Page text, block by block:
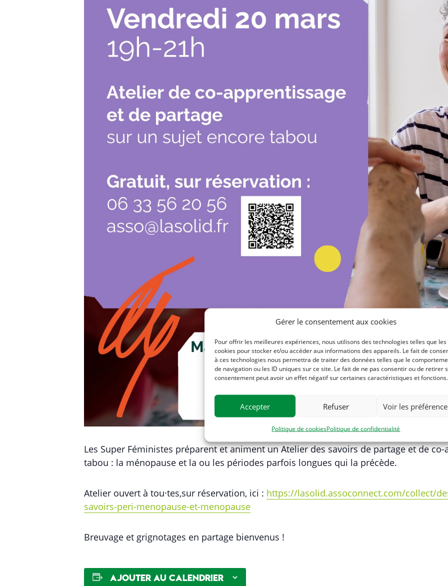
Gérer le consentement aux cookies
Pour offrir les meilleures expériences, nous utilisons des technologies telles que les
cookies pour stocker et/ou accéder aux informations des appareils. Le fait de
à ces technologies nous permettra de traiter des données telles que le
de navigation ou les ID uniques sur ce site. Le fait de ne pas consentir ou de retirer
consentement peut avoir un effet négatif sur certaines caractéristiques et fonctions.
Accepter Refuser Voir les
Politique de cookiesPolitique de confidentialité
Les Super Féministes préparent et animent un Atelier des savoirs de partage et de
tabou : la ménopause et la ou les périodes parfois longues qui la précède.
Atelier ouvert à tou·tes,sur réservation, ici : https://lasolid.assoconnect.com/collect/
savoirs-peri-menopause-et-menopause
Breuvage et grignotages en partage bienvenus !
Ajouter au calendrier